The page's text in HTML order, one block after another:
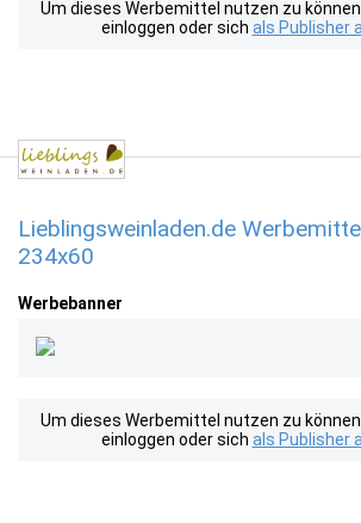
Um dieses Werbemittel nutzen zu
einloggen oder sich als Publisher
Lieblingsweinladen.de
234x60
Werbebanner
Um dieses Werbemittel nutzen zu
einloggen oder sich als Publisher